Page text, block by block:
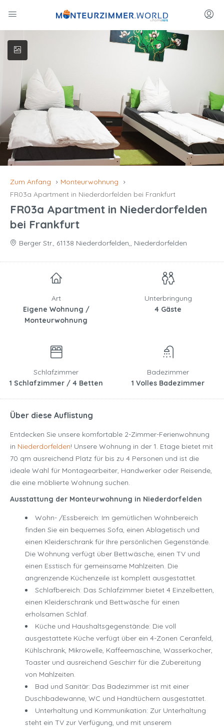
Zum Anfang
Monteurwohnung
FR03a Apartment in Niederdorfelden bei Frankfurt
FR03a Apartment in Niederdorfelden
bei Frankfurt
Berger Str., 61138 Niederdorfelden,, Niederdorfelden
Art
Eigene Wohnung /
Monteurwohnung
Unterbringung
4 Gäste
Schlafzimmer
1 Schlafzimmer / 4 Betten
Badezimmer
1 Volles Badezimmer
Über diese Auflistung
Entdecken Sie unsere komfortable 2-Zimmer-Ferienwohnung
in Niederdorfelden! Unsere Wohnung in der 1. Etage bietet mit
70 qm ausreichend Platz für bis zu 4 Personen und ist die
ideale Wahl für Montagearbeiter, Handwerker oder Reisende,
die eine möblierte Wohnung suchen.
Ausstattung der Monteurwohnung in Niederdorfelden
Wohn- /Essbereich: Im gemütlichen Wohnbereich
finden Sie ein bequemes Sofa, einen Ablagetisch und
einen Kleiderschrank für Ihre persönlichen Gegenstände.
Die Wohnung verfügt über Bettwäsche, einen TV und
einen Esstisch für gemeinsame Mahlzeiten. Die
angrenzende Küchenzeile ist komplett ausgestattet.
Schlafbereich: Das Schlafzimmer bietet 4 Einzelbetten,
einen Kleiderschrank und Bettwäsche für einen
erholsamen Schlaf.
Küche und Haushaltsgegenstände: Die voll
ausgestattete Küche verfügt über ein 4-Zonen Ceranfeld,
Kühlschrank, Mikrowelle, Kaffeemaschine, Wasserkocher,
Toaster und ausreichend Geschirr für die Zubereitung
von Mahlzeiten.
Bad und Sanitär: Das Badezimmer ist mit einer
Duschbadewanne, WC und Handtüchern ausgestattet.
Unterhaltung und Kommunikation: Zur Unterhaltung
steht ein TV zur Verfügung, und mit unserem